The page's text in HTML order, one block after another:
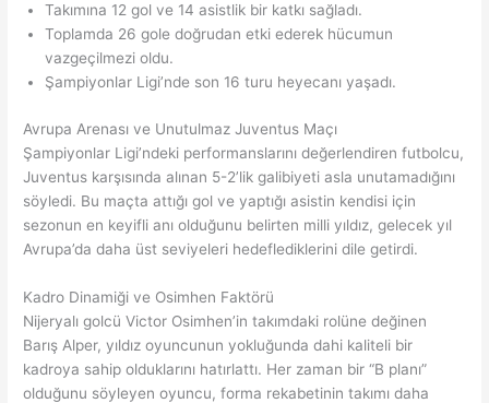
Takımına 12 gol ve 14 asistlik bir katkı sağladı.
Toplamda 26 gole doğrudan etki ederek hücumun
vazgeçilmezi oldu.
Şampiyonlar Ligi’nde son 16 turu heyecanı yaşadı.
Avrupa Arenası ve Unutulmaz Juventus Maçı
Şampiyonlar Ligi’ndeki performanslarını değerlendiren futbolcu,
Juventus karşısında alınan 5-2’lik galibiyeti asla unutamadığını
söyledi. Bu maçta attığı gol ve yaptığı asistin kendisi için
sezonun en keyifli anı olduğunu belirten milli yıldız, gelecek yıl
Avrupa’da daha üst seviyeleri hedeflediklerini dile getirdi.
Kadro Dinamiği ve Osimhen Faktörü
Nijeryalı golcü Victor Osimhen’in takımdaki rolüne değinen
Barış Alper, yıldız oyuncunun yokluğunda dahi kaliteli bir
kadroya sahip olduklarını hatırlattı. Her zaman bir “B planı”
olduğunu söyleyen oyuncu, forma rekabetinin takımı daha